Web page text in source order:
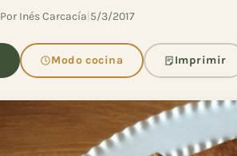
Por Inés Carcacía 5/3/2017
Modo cocina Imprimir